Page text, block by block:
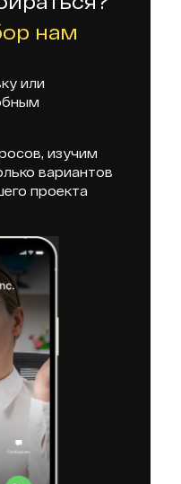
нам
или
изучим
вариантов
проекта